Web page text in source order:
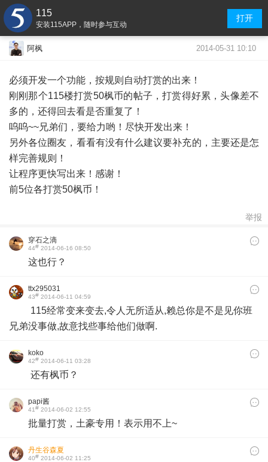
115
安装115APP，随时参与互动
打开
阿枫 2014-05-31 10:10
必须开发一个功能，按规则自动打赏的出来！
刚刚那个115楼打赏50枫币的帖子，打赏得好累，头像差不
多的，还得回去看是否重复了！
呜呜~~兄弟们，要给力哟！尽快开发出来！
另外各位圈友，看看有没有什么建议要补充的，主要还是怎
样完善规则！
让程序更快写出来！感谢！
前5位各打赏50枫币！
举报
穿石之滴
44# 2014-06-16 08:50
这也行？
ttx295031
43# 2014-06-11 04:59
115经常变来变去,令人无所适从,赖总你是不是见你班
兄弟没事做,故意找些事给他们做啊.
koko
42# 2014-06-11 03:28
还有枫币？
papi酱
41# 2014-06-02 12:55
批量打赏，土豪专用！表示用不上~
丹生谷森夏
40# 2014-06-02 11:25